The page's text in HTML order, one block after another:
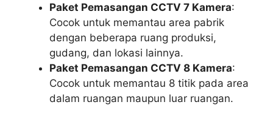
Paket Pemasangan CCTV 7 Kamera:
Cocok untuk memantau area pabrik
dengan beberapa ruang produksi,
gudang, dan lokasi lainnya.
Paket Pemasangan CCTV 8 Kamera:
Cocok untuk memantau 8 titik pada area
dalam ruangan maupun luar ruangan.